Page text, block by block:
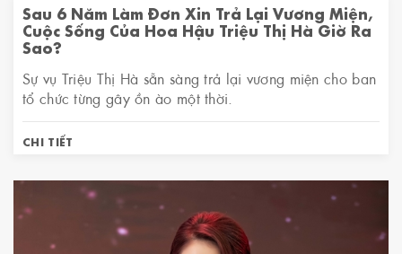
Sau 6 Năm Làm Đơn Xin Trả Lại Vương Miện,
Cuộc Sống Của Hoa Hậu Triệu Thị Hà Giờ Ra
Sao?
Sự vụ Triệu Thị Hà sẵn sàng trả lại vương miện cho ban
tổ chức từng gây ồn ào một thời.
CHI TIẾT